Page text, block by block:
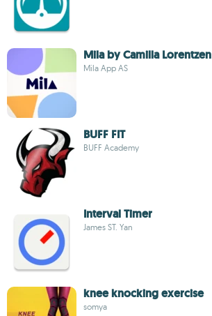
Mila by Camilla Lorentzen
Mila App AS
BUFF FIT
BUFF Academy
Interval Timer
James ST. Yan
knee knocking exercise
somya